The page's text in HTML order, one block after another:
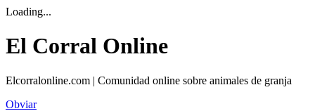
Loading...
El Corral Online
Elcorralonline.com | Comunidad online sobre animales de granja
Obviar